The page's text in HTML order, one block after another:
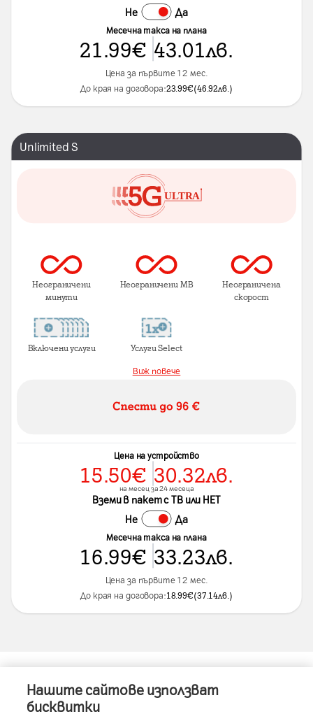
Не Да
Месечна такса на плана
21.99€ 43.01лв.
Цена за първите 12 мес.
До края на договора:23.99€(46.92лв.)
Unlimited S
Неограничени
минути
Неограничени MB Неограничена
скорост
Включени услуги Услуги Select
Виж повече
Цена на устройство
15.50€ 30.32лв.
на месец за 24 месеца
Вземи в пакет с ТВ или НЕТ
Не Да
Месечна такса на плана
16.99€ 33.23лв.
Цена за първите 12 мес.
До края на договора:18.99€(37.14лв.)
Информация за устройството
Нашите сайтове използват
бисквитки